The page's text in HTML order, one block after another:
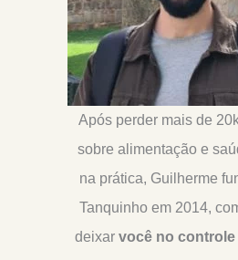
Após perder mais de
sobre alimentação e
na prática, Guilherme
Tanquinho em 2014,
deixar você no